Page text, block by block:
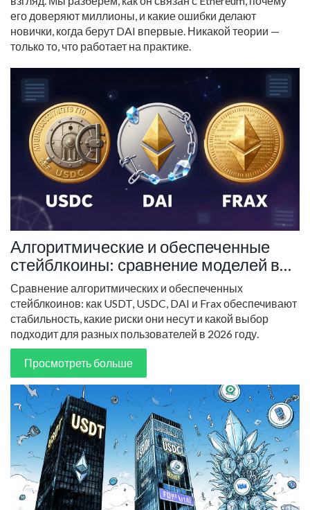
его доверяют миллионы, и какие ошибки делают
новички, когда берут DAI впервые. Никакой теории —
только то, что работает на практике.
Алгоритмические и обеспеченные
стейблкоины: сравнение моделей в
2026 году
Сравнение алгоритмических и обеспеченных
стейблкоинов: как USDT, USDC, DAI и Frax обеспечивают
стабильность, какие риски они несут и какой выбор
подходит для разных пользователей в 2026 году.
Просмотреть больше